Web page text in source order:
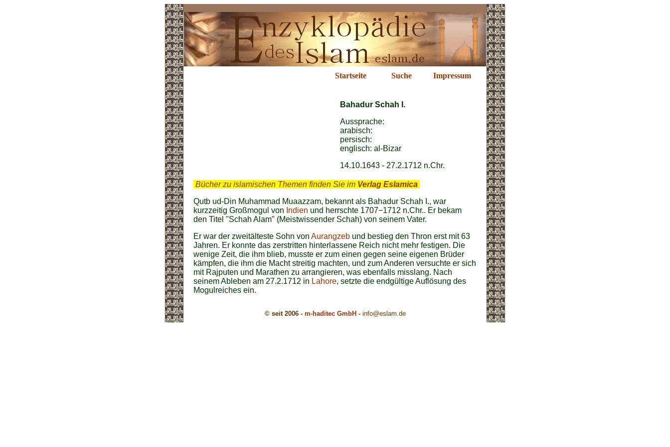
Startseite Suche Impressum
Bahadur Schah I.
Aussprache:
arabisch:
persisch:
englisch: a l-Bizar
14.10.1643 - 27.2.1712 n.Chr.
Bücher zu islamischen Themen finden Sie im Verlag Eslamica
Qutb ud-Din Muhammad Muaazzam, bekannt als Bahadur Schah I., war
kurzzeitig Großmogul von Indien und herrschte 1707−1712 n.Chr.. Er bekam
den Titel "Schah Alam" (Meistwissender Schah) von seinem Vater.
Er war der zweitälteste Sohn von Aurangzeb und bestieg den Thron erst mit 63
Jahren. Er konnte das zerstritten hinterlassene Reich nicht mehr festigen. Die
wenige Zeit, die ihm blieb, musste er zum einen gegen seine eigenen Brüder
kämpfen, die ihm die Macht streitig machten, und zum Anderen versuchte er sich
mit Rajputen und Marathen zu arrangieren, was ebenfalls misslang. Nach
seinem Ableben am 27.2.1712 in Lahore, setzte die endgültige Auflösung des
Mogulreiches ein.
© seit 2006 - m-haditec GmbH - info@eslam.de